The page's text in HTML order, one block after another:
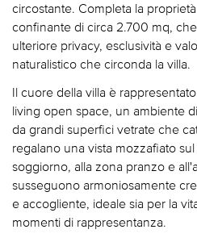
circostante. Completa la
confinante di circa 2.700 mq,
ulteriore privacy, esclusività e
naturalistico che circonda la villa.
Il cuore della villa è
living open space, un ambiente
da grandi superfici vetrate che
regalano una vista mozzafiato
soggiorno, alla zona pranzo e
susseguono armoniosamente
e accogliente, ideale sia per la
momenti di rappresentanza.